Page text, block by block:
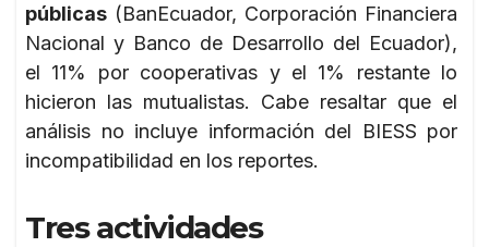
públicas (BanEcuador, Corporación Financiera
Nacional y Banco de Desarrollo del Ecuador),
el 11% por cooperativas y el 1% restante lo
hicieron las mutualistas. Cabe resaltar que el
análisis no incluye información del BIESS por
incompatibilidad en los reportes.
Tres actividades